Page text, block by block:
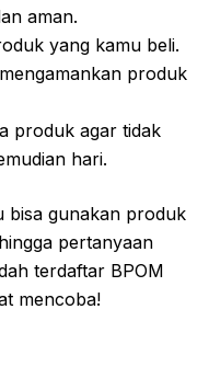
aman.
yang kamu beli.
produk
produk agar tidak
hari.
bisa gunakan produk
pertanyaan
terdaftar BPOM
mencoba!